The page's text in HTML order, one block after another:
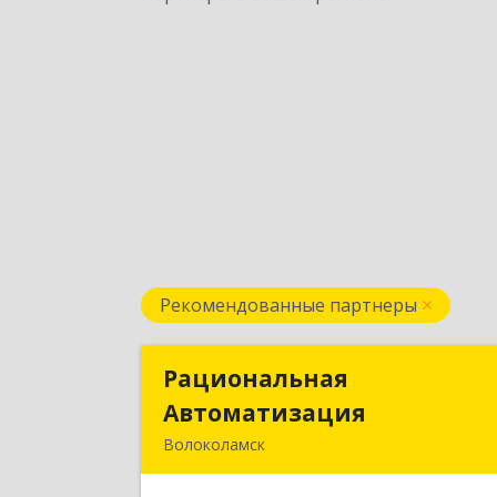
Рекомендованные партнеры
Рациональная
Автоматизация
Волоколамск
Рациональная
Автоматизация